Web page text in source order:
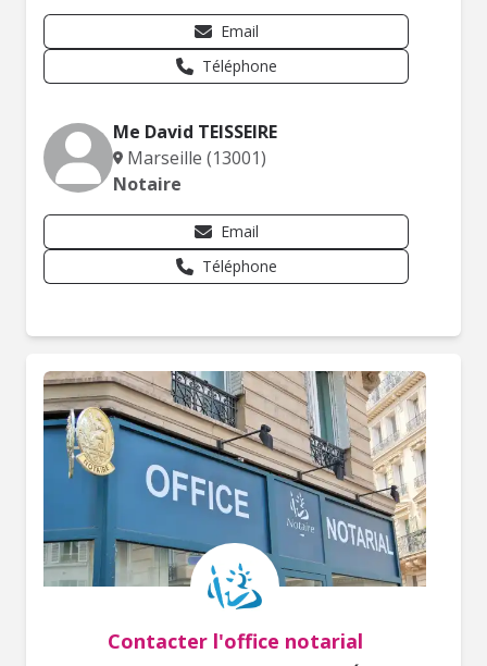
Email
Téléphone
Me David TEISSEIRE
Marseille (13001)
Notaire
Email
Téléphone
Contacter l'office notarial